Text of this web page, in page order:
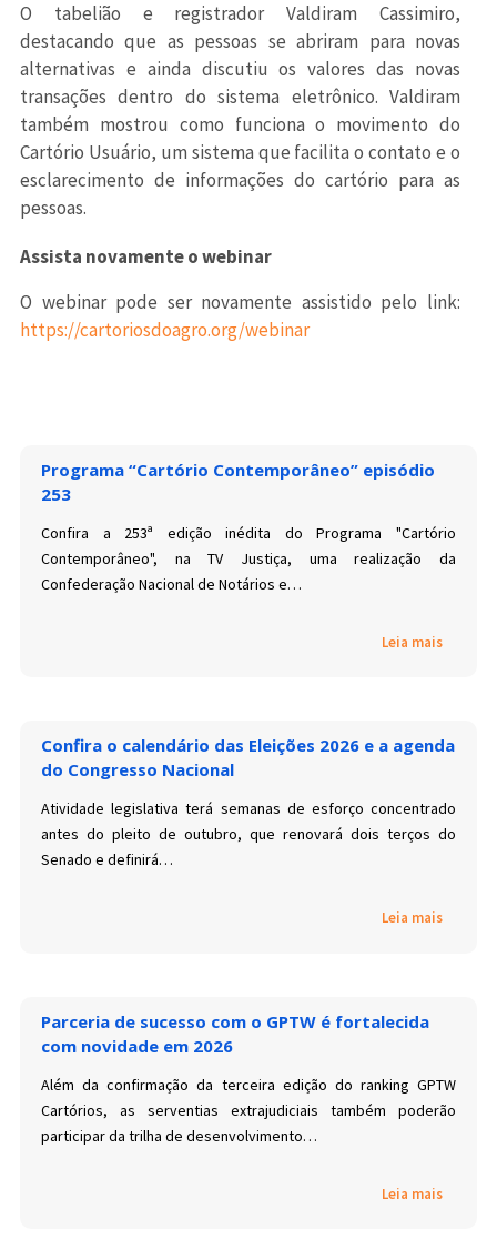
O tabelião e registrador Valdiram Cassimiro,
destacando que as pessoas se abriram para novas
alternativas e ainda discutiu os valores das novas
transações dentro do sistema eletrônico. Valdiram
também mostrou como funciona o movimento do
Cartório Usuário, um sistema que facilita o contato e o
esclarecimento de informações do cartório para as
pessoas.
Assista novamente o webinar
O webinar pode ser novamente assistido pelo link:
https://cartoriosdoagro.org/webinar
Programa “Cartório Contemporâneo” episódio
253
Confira a 253ª edição inédita do Programa "Cartório
Contemporâneo", na TV Justiça, uma realização da
Confederação Nacional de Notários e…
Leia mais
Confira o calendário das Eleições 2026 e a agenda
do Congresso Nacional
Atividade legislativa terá semanas de esforço concentrado
antes do pleito de outubro, que renovará dois terços do
Senado e definirá…
Leia mais
Parceria de sucesso com o GPTW é fortalecida
com novidade em 2026
Além da confirmação da terceira edição do ranking GPTW
Cartórios, as serventias extrajudiciais também poderão
participar da trilha de desenvolvimento…
Leia mais